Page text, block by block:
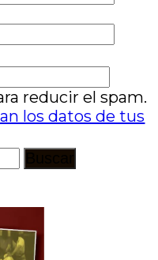
reducir el spam.
los datos de tus